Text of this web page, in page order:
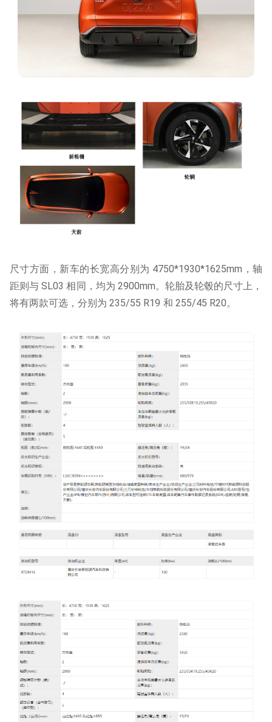
尺寸方面，新车的长宽高分别为 4750*1930*1625mm，轴
距则与 SL03 相同，均为 2900mm。轮胎及轮毂的尺寸上，
将有两款可选，分别为 235/55 R19 和 255/45 R20。